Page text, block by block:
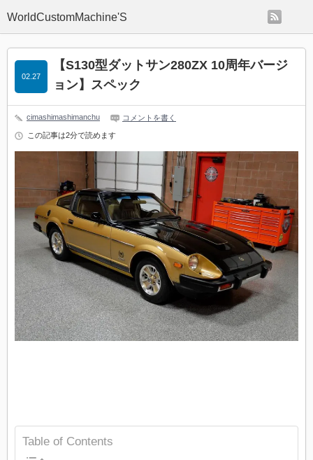
WorldCustomMachine'S
【S130型ダットサン280ZX 10周年バージ
ョン】スペック
02.27
cimashimashimanchu コメントを書く
この記事は2分で読めます
Table of Contents